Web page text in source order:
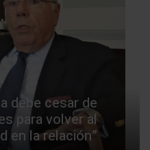
debe cesar de
para volver al
en la relación”